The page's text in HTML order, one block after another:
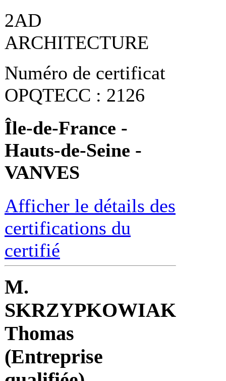
2AD
ARCHITECTURE
Numéro de certificat
OPQTECC : 2126
Île-de-France -
Hauts-de-Seine -
VANVES
Afficher le détails des
certifications du
certifié
M.
SKRZYPKOWIAK
Thomas
(Entreprise